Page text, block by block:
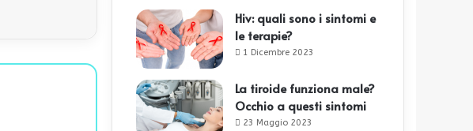
Hiv: quali sono i sintomi e
le terapie?
1 Dicembre 2023
La tiroide funziona male?
Occhio a questi sintomi
23 Maggio 2023